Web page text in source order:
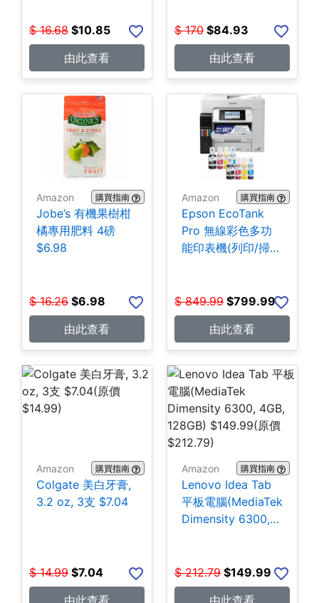
$ 16.68 $10.85
由此查看
$ 170 $84.93
由此查看
Amazon 購買指南
Jobe’s 有機果樹柑
橘專用肥料 4磅
$6.98
$ 16.26 $6.98
由此查看
Amazon 購買指南
Epson EcoTank
Pro 無線彩色多功
能印表機(列印/掃
$ 849.99 $799.99
由此查看
Amazon 購買指南
Colgate 美白牙膏,
3.2 oz, 3支 $7.04
$ 14.99 $7.04
由此查看
Amazon 購買指南
Lenovo Idea Tab
平板電腦(MediaTek
Dimensity 6300,
$ 212.79 $149.99
由此查看